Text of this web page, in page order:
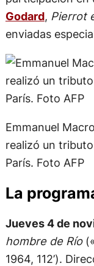
Godard, Pierrot
enviadas
Emmanuel
realizó un
París. Foto AFP
La
Jueves 4 de
hombre de Río
1964, 112’).